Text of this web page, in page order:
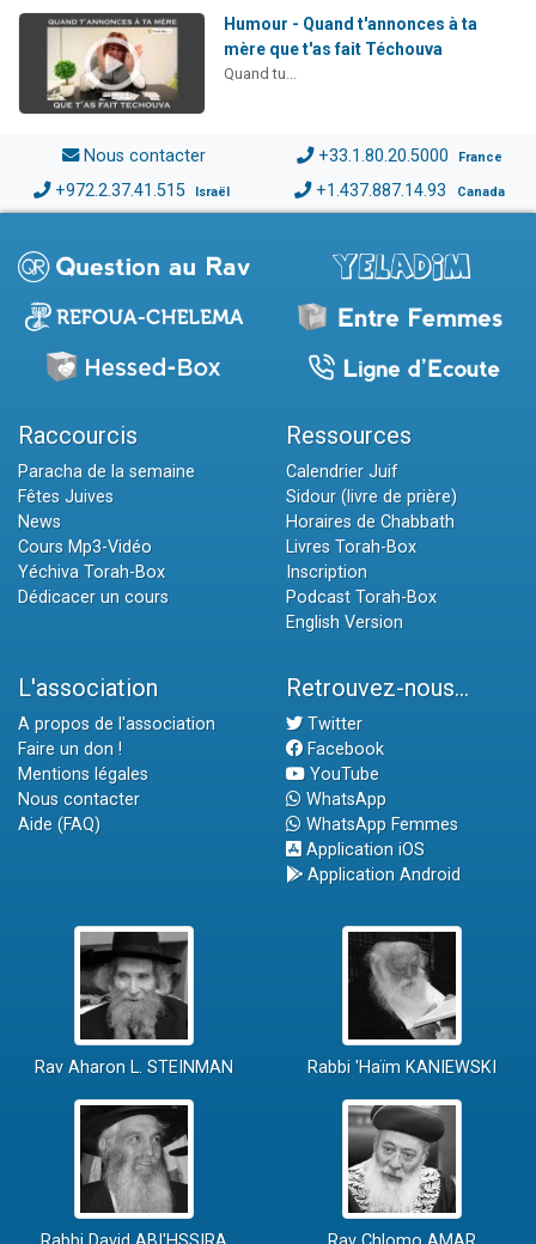
Humour - Quand t'annonces à ta
mère que t'as fait Téchouva
Quand tu...
Nous contacter +33.1.80.20.5000 France
+972.2.37.41.515 Israël +1.437.887.14.93 Canada
Raccourcis
Paracha de la semaine
Fêtes Juives
News
Cours Mp3-Vidéo
Yéchiva Torah-Box
Dédicacer un cours
Ressources
Calendrier Juif
Sidour (livre de prière)
Horaires de Chabbath
Livres Torah-Box
Inscription
Podcast Torah-Box
English Version
L'association
A propos de l'association
Faire un don !
Mentions légales
Nous contacter
Aide (FAQ)
Retrouvez-nous...
Twitter
Facebook
YouTube
WhatsApp
WhatsApp Femmes
Application iOS
Application Android
Rav Aharon L. STEINMAN Rabbi 'Haïm KANIEWSKI